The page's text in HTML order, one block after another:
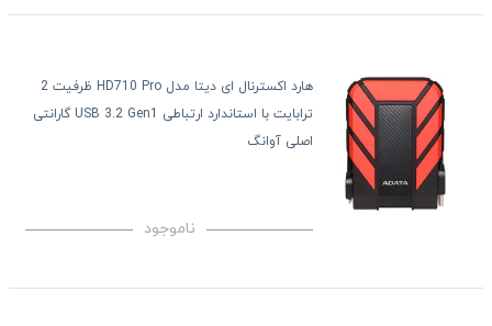
هارد اکسترنال ای دیتا مدل HD710 Pro ظرفیت 2
ترابایت با استاندارد ارتباطی USB 3.2 Gen1 گارانتی
اصلی آوانگ
ناموجود